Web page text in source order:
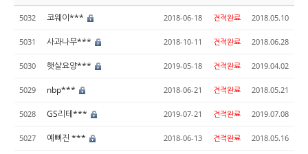
5032 코웨이*** 2018-06-18 견적완료 2018.05.10
5031 사과나무*** 2018-10-11 견적완료 2018.06.28
5030 햇살요양*** 2019-05-18 견적완료 2019.04.02
5029 nbp*** 2018-06-21 견적완료 2018.05.21
5028 GS리테*** 2019-07-21 견적완료 2019.07.08
5027 예뻐진 *** 2018-06-13 견적완료 2018.05.16